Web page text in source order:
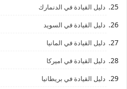
دليل القيادة في الدنمارك
دليل القيادة في السويد
دليل القيادة في المانيا
دليل القيادة في اميركا
دليل القيادة في بريطانيا